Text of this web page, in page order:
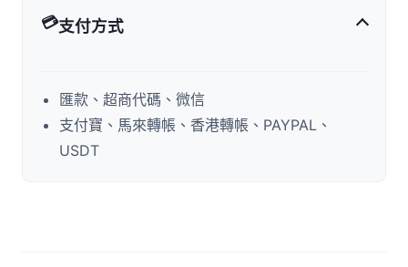
💳支付方式
匯款、超商代碼、微信
支付寶、馬來轉帳、香港轉帳、PAYPAL、
USDT